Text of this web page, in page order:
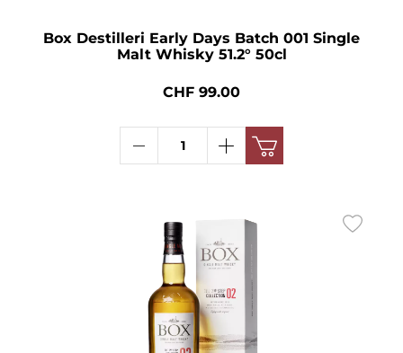
Box Destilleri Early Days Batch 001 Single
Malt Whisky 51.2° 50cl
CHF 99.00